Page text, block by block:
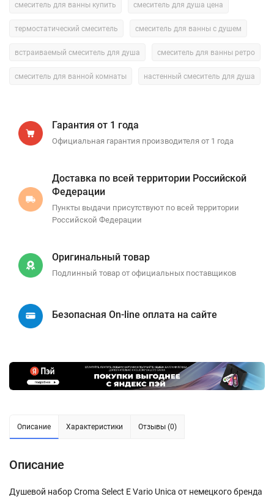
смеситель для ванны купить смеситель для душа цена
термостатический смеситель смеситель для ванны с душем
встраиваемый смеситель для душа смеситель для ванны ретро
смеситель для ванной комнаты настенный смеситель для душа
Гарантия от 1 года
Официальная гарантия производителя от 1 года
Доставка по всей территории Российской
Федерации
Пункты выдачи присутствуют по всей территории
Российской Федерации
Оригинальный товар
Подлинный товар от официальных поставщиков
Безопасная On-line оплата на сайте
Описание Характеристики Отзывы (0)
Описание
Душевой набор Croma Select E Vario Unica от немецкого бренда